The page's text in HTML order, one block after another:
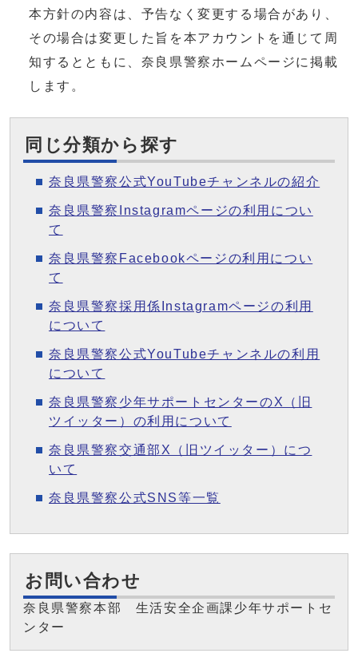
本方針の内容は、予告なく変更する場合があり、
その場合は変更した旨を本アカウントを通じて周
知するとともに、奈良県警察ホームページに掲載
します。
同じ分類から探す
奈良県警察公式YouTubeチャンネルの紹介
奈良県警察Instagramページの利用につい
て
奈良県警察Facebookページの利用につい
て
奈良県警察採用係Instagramページの利用
について
奈良県警察公式YouTubeチャンネルの利用
について
奈良県警察少年サポートセンターのX（旧
ツイッター）の利用について
奈良県警察交通部X（旧ツイッター）につ
いて
奈良県警察公式SNS等一覧
お問い合わせ
奈良県警察本部 生活安全企画課少年サポートセ
ンター